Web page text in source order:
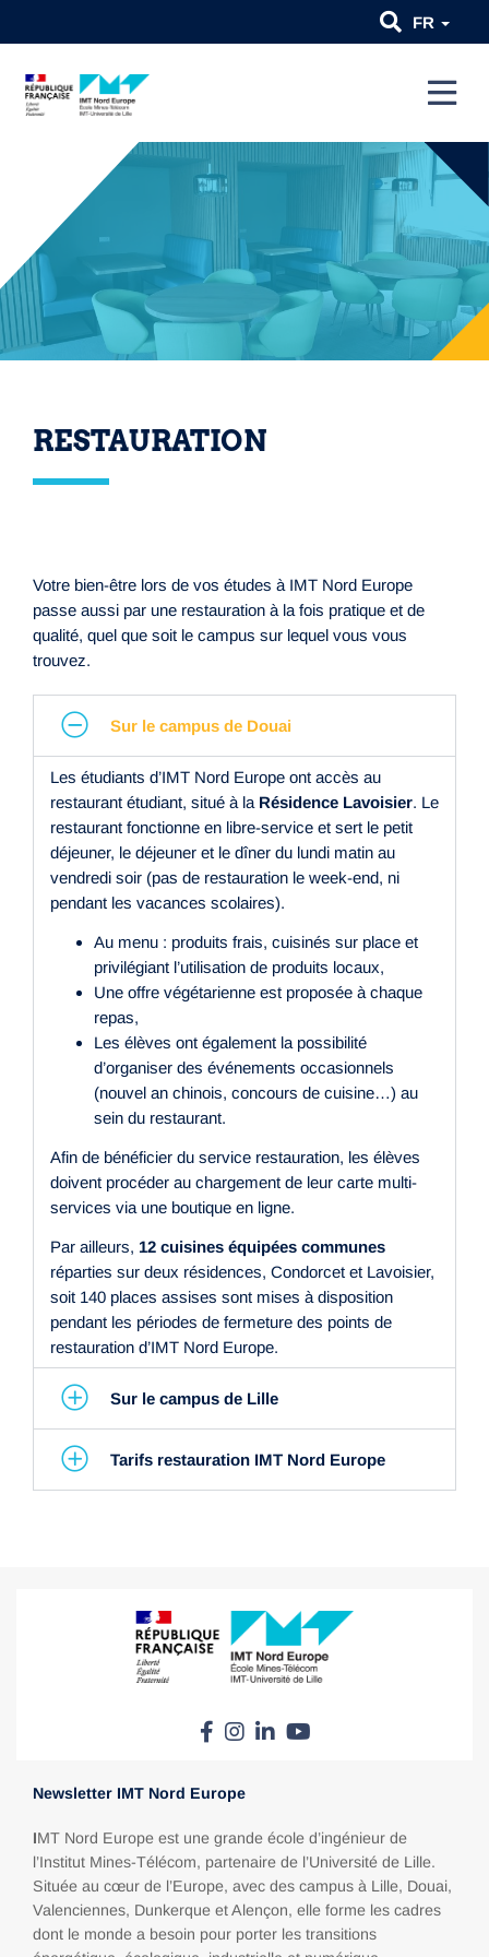
FR
RESTAURATION
Votre bien-être lors de vos études à IMT Nord Europe
passe aussi par une restauration à la fois pratique et de
qualité, quel que soit le campus sur lequel vous vous
trouvez.
Sur le campus de Douai
Les étudiants d’IMT Nord Europe ont accès au
restaurant étudiant, situé à la Résidence Lavoisier. Le
restaurant fonctionne en libre-service et sert le petit
déjeuner, le déjeuner et le dîner du lundi matin au
vendredi soir (pas de restauration le week-end, ni
pendant les vacances scolaires).
Au menu : produits frais, cuisinés sur place et
privilégiant l’utilisation de produits locaux,
Une offre végétarienne est proposée à chaque
repas,
Les élèves ont également la possibilité
d’organiser des événements occasionnels
(nouvel an chinois, concours de cuisine…) au
sein du restaurant.
Afin de bénéficier du service restauration, les élèves
doivent procéder au chargement de leur carte multi-
services via une boutique en ligne.
Par ailleurs, 12 cuisines équipées communes
réparties sur deux résidences, Condorcet et Lavoisier,
soit 140 places assises sont mises à disposition
pendant les périodes de fermeture des points de
restauration d’IMT Nord Europe.
Sur le campus de Lille
Tarifs restauration IMT Nord Europe
Newsletter IMT Nord Europe
IMT Nord Europe est une grande école d’ingénieur de
l’Institut Mines-Télécom, partenaire de l’Université de Lille.
Située au cœur de l’Europe, avec des campus à Lille, Douai,
Valenciennes, Dunkerque et Alençon, elle forme les cadres
dont le monde a besoin pour porter les transitions